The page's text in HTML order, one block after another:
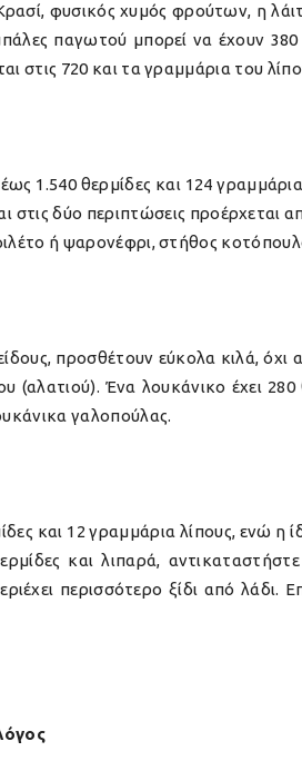
φυσικός χυμός φρούτων, η
παγωτού μπορεί να έχουν
στις 720 και τα γραμμάρια του
1.540 θερμίδες και 124
στις δύο περιπτώσεις προέρχεται
ή ψαρονέφρι, στήθος
προσθέτουν εύκολα κιλά,
(αλατιού). Ένα λουκάνικο έχει
γαλοπούλας.
και 12 γραμμάρια λίπους, ενώ η
και λιπαρά,
περισσότερο ξίδι από